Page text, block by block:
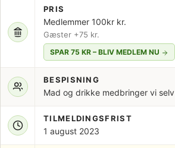
PRIS
Medlemmer 100kr kr.
Gæster +75 kr.
SPAR 75 KR – BLIV MEDLEM NU
BESPISNING
Mad og drikke medbringer vi selv
TILMELDINGSFRIST
1 august 2023